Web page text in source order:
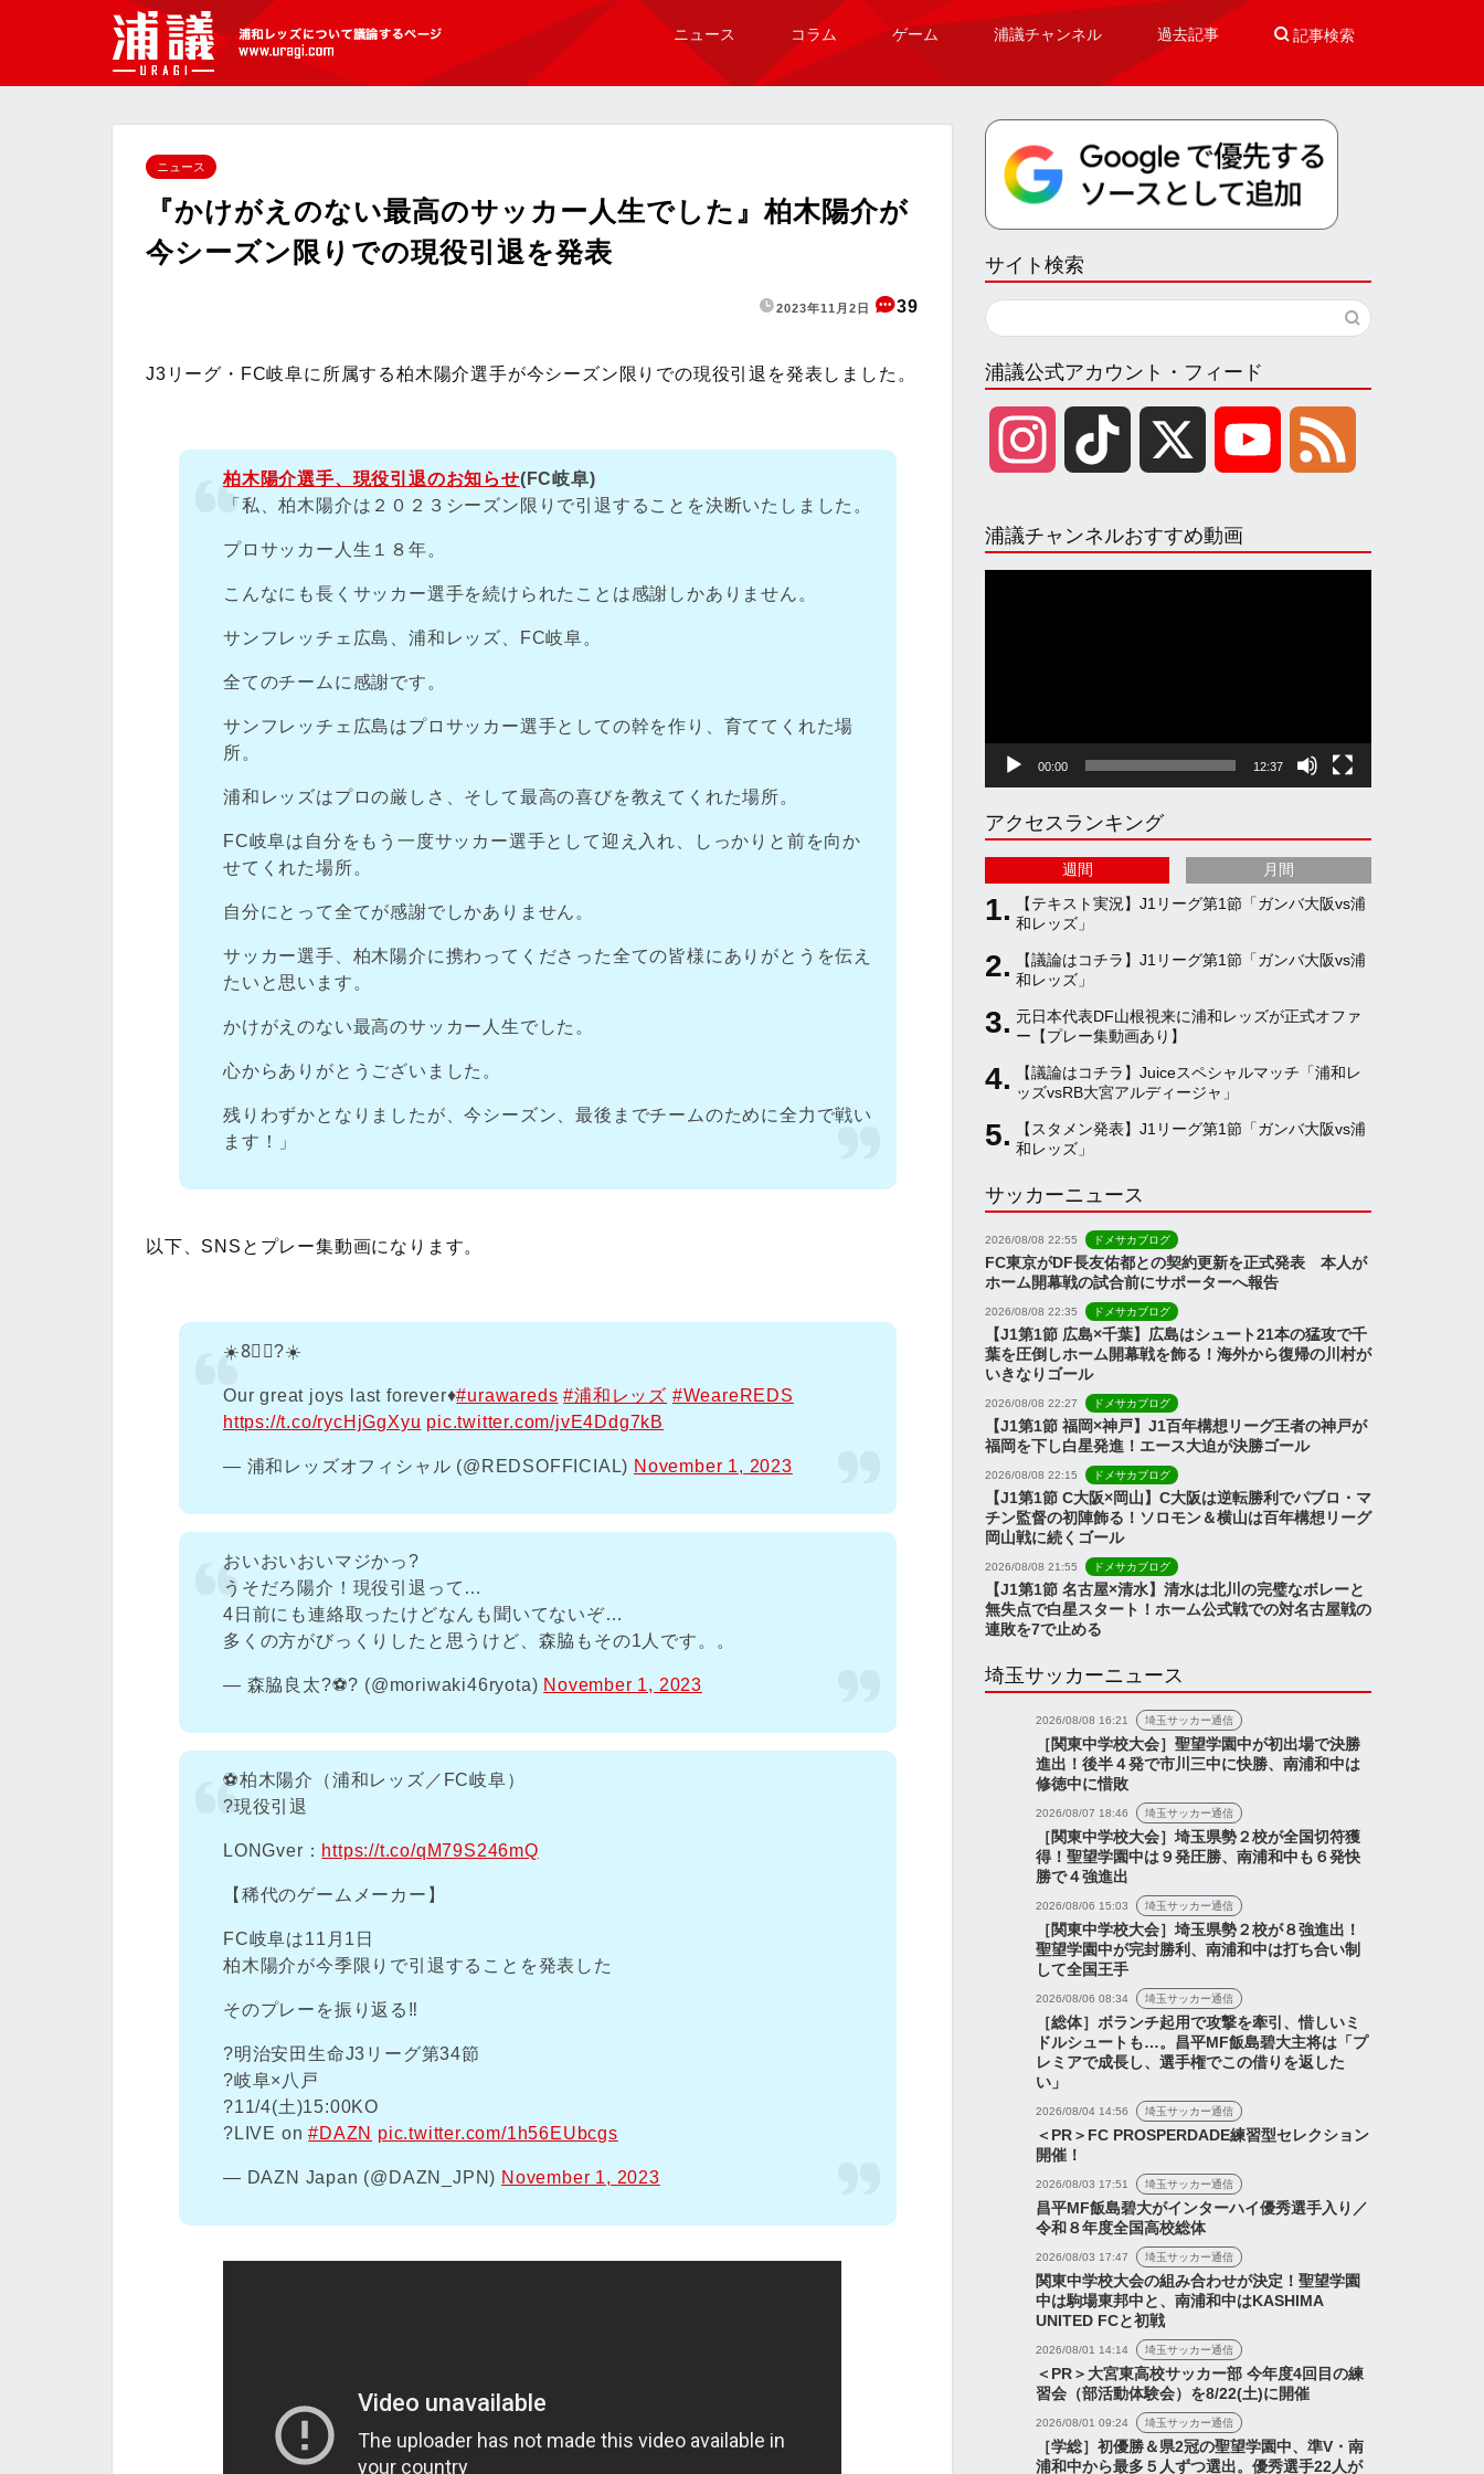
[浦議]浦和レッズについて議論するペ
ニュース コラム ゲーム 浦議チャンネル 過去記事  記事検索
ニュース
『かけがえのない最高のサッカー人生でした』柏木陽介が
今シーズン限りでの現役引退を発表
2023年11月2日 39
J3リーグ・FC岐阜に所属する柏木陽介選手が今シーズン限りでの現役引退を発表しました。
柏木陽介選手、現役引退のお知らせ(FC岐阜)
「私、柏木陽介は２０２３シーズン限りで引退することを決断いたしました。
プロサッカー人生１８年。
こんなにも長くサッカー選手を続けられたことは感謝しかありません。
サンフレッチェ広島、浦和レッズ、FC岐阜。
全てのチームに感謝です。
サンフレッチェ広島はプロサッカー選手としての幹を作り、育ててくれた場
所。
浦和レッズはプロの厳しさ、そして最高の喜びを教えてくれた場所。
FC岐阜は自分をもう一度サッカー選手として迎え入れ、しっかりと前を向か
せてくれた場所。
自分にとって全てが感謝でしかありません。
サッカー選手、柏木陽介に携わってくださった全ての皆様にありがとうを伝え
たいと思います。
かけがえのない最高のサッカー人生でした。
心からありがとうございました。
残りわずかとなりましたが、今シーズン、最後までチームのために全力で戦い
ます！」
以下、SNSとプレー集動画になります。
☀️8⃣＆?☀️
Our great joys last forever♦️#urawareds #浦和レッズ #WeareREDS
https://t.co/rycHjGgXyu pic.twitter.com/jvE4Ddg7kB
— 浦和レッズオフィシャル (@REDSOFFICIAL) November 1, 2023
おいおいおいマジかっ?
うそだろ陽介！現役引退って…
4日前にも連絡取ったけどなんも聞いてないぞ…
多くの方がびっくりしたと思うけど、森脇もその1人です。。
— 森脇良太?⚽️? (@moriwaki46ryota) November 1, 2023
⚽柏木陽介（浦和レッズ／FC岐阜）
?現役引退
LONGver： https://t.co/qM79S246mQ
【稀代のゲームメーカー】
FC岐阜は11月1日
柏木陽介が今季限りで引退することを発表した
そのプレーを振り返る‼️
?明治安田生命J3リーグ第34節
?岐阜×八戸
?11/4(土)15:00KO
?LIVE on#DAZN pic.twitter.com/1h56EUbcgs
— DAZN Japan (@DAZN_JPN) November 1, 2023
サイト検索
浦議公式アカウント・フィード
s
g
r
a
m
k
k
u
b
e
C
h
e
浦議チャンネルおすすめ動画
00:00 12:37
アクセスランキング
週間 月間
【テキスト実況】J1リーグ第1節「ガンバ大阪vs浦
和レッズ」
【議論はコチラ】J1リーグ第1節「ガンバ大阪vs浦
和レッズ」
元日本代表DF山根視来に浦和レッズが正式オファ
ー【プレー集動画あり】
【議論はコチラ】Juiceスペシャルマッチ「浦和レ
ッズvsRB大宮アルディージャ」
【スタメン発表】J1リーグ第1節「ガンバ大阪vs浦
和レッズ」
サッカーニュース
2026/08/08 22:55 ドメサカブログ
FC東京がDF長友佑都との契約更新を正式発表 本人が
ホーム開幕戦の試合前にサポーターへ報告
2026/08/08 22:35 ドメサカブログ
【J1第1節 広島×千葉】広島はシュート21本の猛攻で千
葉を圧倒しホーム開幕戦を飾る！海外から復帰の川村が
いきなりゴール
2026/08/08 22:27 ドメサカブログ
【J1第1節 福岡×神戸】J1百年構想リーグ王者の神戸が
福岡を下し白星発進！エース大迫が決勝ゴール
2026/08/08 22:15 ドメサカブログ
【J1第1節 C大阪×岡山】C大阪は逆転勝利でパブロ・マ
チン監督の初陣飾る！ソロモン＆横山は百年構想リーグ
岡山戦に続くゴール
2026/08/08 21:55 ドメサカブログ
【J1第1節 名古屋×清水】清水は北川の完璧なボレーと
無失点で白星スタート！ホーム公式戦での対名古屋戦の
連敗を7で止める
埼玉サッカーニュース
2026/08/08 16:21 埼玉サッカー通信
［関東中学校大会］聖望学園中が初出場で決勝
進出！後半４発で市川三中に快勝、南浦和中は
修徳中に惜敗
2026/08/07 18:46 埼玉サッカー通信
［関東中学校大会］埼玉県勢２校が全国切符獲
得！聖望学園中は９発圧勝、南浦和中も６発快
勝で４強進出
2026/08/06 15:03 埼玉サッカー通信
［関東中学校大会］埼玉県勢２校が８強進出！
聖望学園中が完封勝利、南浦和中は打ち合い制
して全国王手
2026/08/06 08:34 埼玉サッカー通信
［総体］ボランチ起用で攻撃を牽引、惜しいミ
ドルシュートも…。昌平MF飯島碧大主将は「プ
レミアで成長し、選手権でこの借りを返した
い」
2026/08/04 14:56 埼玉サッカー通信
＜PR＞FC PROSPERDADE練習型セレクション
開催！
2026/08/03 17:51 埼玉サッカー通信
昌平MF飯島碧大がインターハイ優秀選手入り／
令和８年度全国高校総体
2026/08/03 17:47 埼玉サッカー通信
関東中学校大会の組み合わせが決定！聖望学園
中は駒場東邦中と、南浦和中はKASHIMA
UNITED FCと初戦
2026/08/01 14:14 埼玉サッカー通信
＜PR＞大宮東高校サッカー部 今年度4回目の練
習会（部活動体験会）を8/22(土)に開催
2026/08/01 09:24 埼玉サッカー通信
［学総］初優勝＆県2冠の聖望学園中、準V・南
浦和中から最多５人ずつ選出。優秀選手22人が